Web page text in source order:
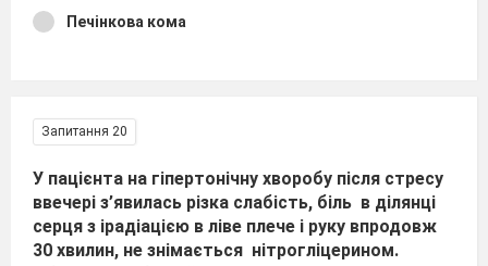
Печінкова кома
Запитання 20
У пацієнта на гіпертонічну хворобу після стресу
ввечері з’явилась різка слабість, біль в ділянці
серця з ірадіацією в ліве плече і руку впродовж
30 хвилин, не знімається нітрогліцерином.